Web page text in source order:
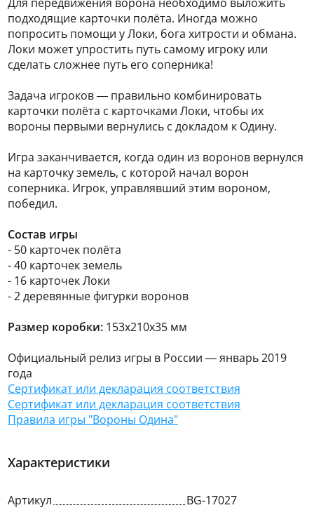
подходящие карточки полёта. Иногда можно
попросить помощи у Локи, бога хитрости и обмана.
Локи может упростить путь самому игроку или
сделать сложнее путь его соперника!
Задача игроков — правильно комбинировать
карточки полёта с карточками Локи, чтобы их
вороны первыми вернулись с докладом к Одину.
Игра заканчивается, когда один из воронов вернулся
на карточку земель, с которой начал ворон
соперника. Игрок, управлявший этим вороном,
победил.
Состав игры
- 50 карточек полёта
- 40 карточек земель
- 16 карточек Локи
- 2 деревянные фигурки воронов
Размер коробки: 153х210х35 мм
Официальный релиз игры в России — январь 2019
года
Сертификат или декларация соответствия
Сертификат или декларация соответствия
Правила игры "Вороны Одина"
Характеристики
Артикул BG-17027